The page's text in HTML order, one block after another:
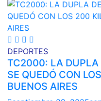
DEPORTES
TC2000: LA DUPLA
SE QUEDÓ CON
BUENOS AIRES